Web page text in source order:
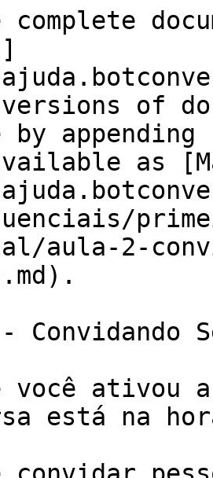
versions of
as
aula-2-
Convidando
você ativou
está na